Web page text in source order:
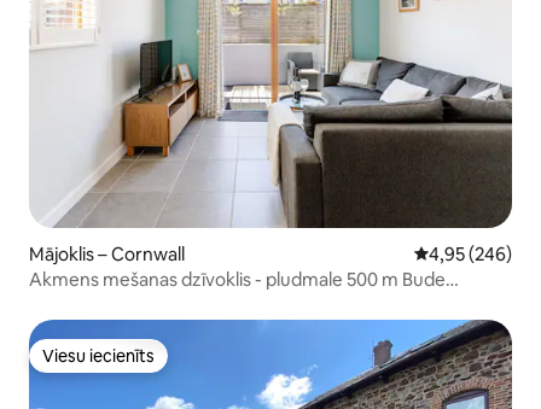
Mājoklis – Cornwall Vidējais
4,95 (246)
Akmens mešanas dzīvoklis - pludmale 500 m Bude
Viesu iecienīts
Viesu iecienīts